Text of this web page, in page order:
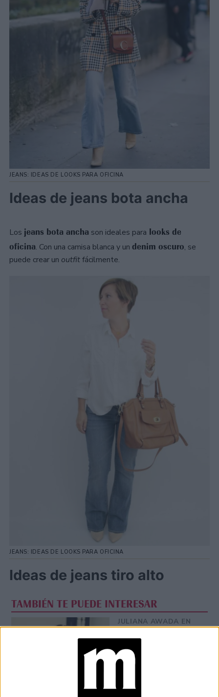
JEANS: IDEAS DE LOOKS PARA OFICINA
Ideas de jeans bota ancha
Los jeans bota ancha son ideales para looks de
oficina. Con una camisa blanca y un denim oscuro, se
puede crear un outfitfácilmente.
JEANS: IDEAS DE LOOKS PARA OFICINA
Ideas de jeans tiro alto
TAMBIÉN TE PUEDE INTERESAR
JULIANA AWADA EN
JEANS Y REMERA
CREÓ UN LOOK
PARA CUALQUIER
OCASIÓN
CASIRAGHI LLEVÓ A